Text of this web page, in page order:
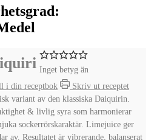
Inget betyg än
i din receptbok
Skriv ut receptet
variant av den klassiska Daiquirin.
& livlig syra som harmonierar
sockerrörskaraktär. Limejuice ger
av. Resultatet är vibrerande, balanserat